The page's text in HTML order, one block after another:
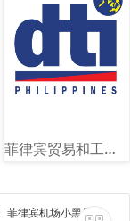
菲律宾贸易和工业部（DTI）图文讲解
菲律宾机场小黑屋